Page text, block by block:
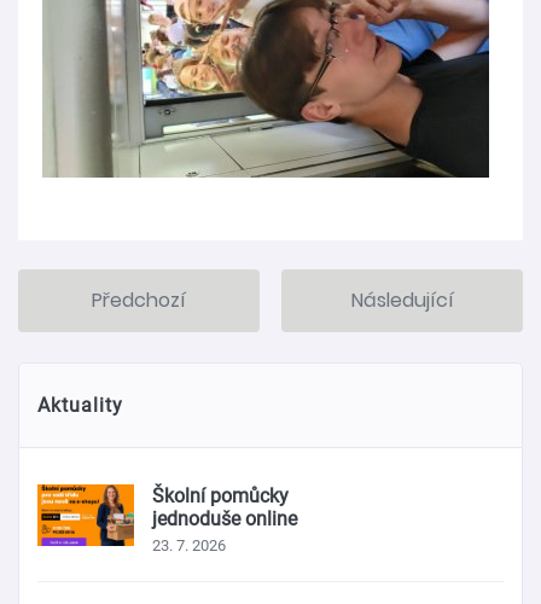
Předchozí Následující
Aktuality
Školní pomůcky
jednoduše online
23. 7. 2026